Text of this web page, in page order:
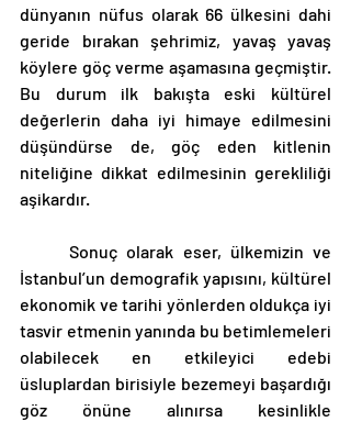
dünyanın nüfus olarak 66 ülkesini dahi
geride bırakan şehrimiz, yavaş yavaş
köylere göç verme aşamasına geçmiştir.
Bu durum ilk bakışta eski kültürel
değerlerin daha iyi himaye edilmesini
düşündürse de, göç eden kitlenin
niteliğine dikkat edilmesinin gerekliliği
aşikardır.
	Sonuç olarak eser, ülkemizin ve
İstanbul’un demografik yapısını, kültürel
ekonomik ve tarihi yönlerden oldukça iyi
tasvir etmenin yanında bu betimlemeleri
olabilecek en etkileyici edebi
üsluplardan birisiyle bezemeyi başardığı
göz önüne alınırsa kesinlikle